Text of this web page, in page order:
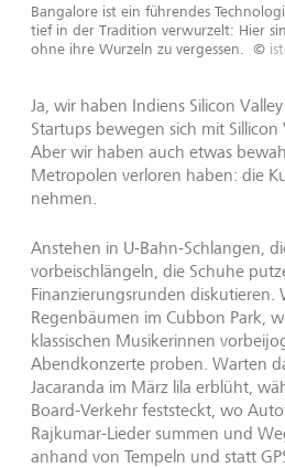
Bangalore ist ein führendes
tief in der Tradition verwurzelt: Hier
ohne ihre Wurzeln zu vergessen.
©
Ja, wir haben Indiens Silicon
Startups bewegen sich mit Sillicon
Aber wir haben auch etwas
Metropolen verloren haben: die
nehmen.
Anstehen in U-Bahn-Schlangen,
vorbeischlängeln, die Schuhe
Finanzierungsrunden diskutieren.
Regenbäumen im Cubbon Park,
klassischen Musikerinnen
Abendkonzerte proben. Warten
Jacaranda im März lila erblüht,
Board-Verkehr feststeckt, wo
Rajkumar-Lieder summen und
anhand von Tempeln und statt